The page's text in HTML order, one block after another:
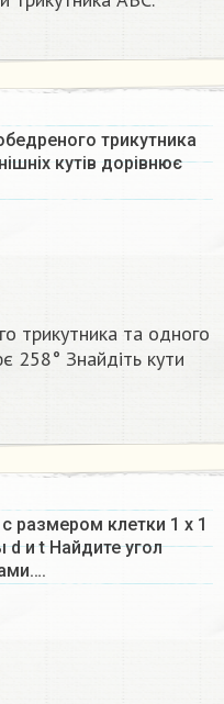
трикутника
кутів дорівнює
трикутника та одного
258° Знайдіть кути
размером клетки 1 x 1
и t Найдите угол